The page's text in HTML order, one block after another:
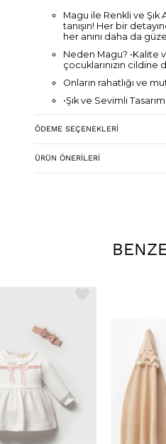
Magu ile Renkli ve
tanışın! Her bir
her anını daha da
Neden Magu? •Kalite
çocuklarınızın cildine
Onların rahatlığı ve
•Şık ve Sevimli
Hem özel günlerde
•Doğa Dostu Üretim:
benimsiyoruz.
Çocuklarımızın
ÖDEME SEÇENEKLERI
ÜRÜN ÖNERILERI